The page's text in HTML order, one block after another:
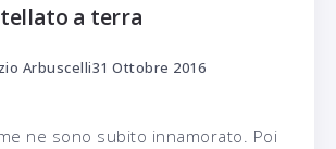
a terra
Arbuscelli31 Ottobre 2016
ne sono subito innamorato. Poi